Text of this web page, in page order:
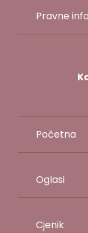
Pravne
Početna
Oglasi
Cjenik